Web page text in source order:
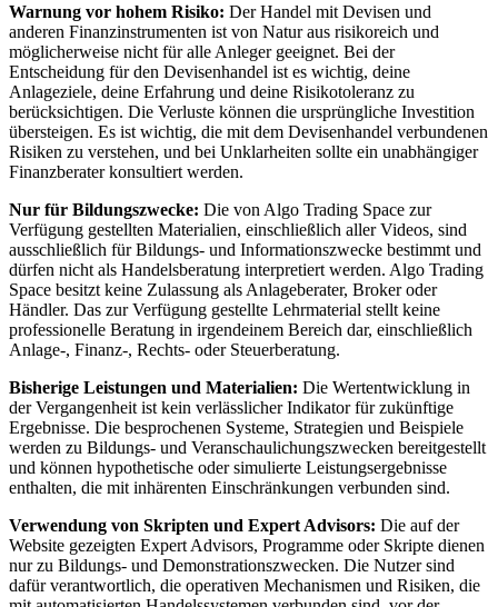
Warnung vor hohem Risiko: Der Handel mit Devisen und
anderen Finanzinstrumenten ist von Natur aus risikoreich und
möglicherweise nicht für alle Anleger geeignet. Bei der
Entscheidung für den Devisenhandel ist es wichtig, deine
Anlageziele, deine Erfahrung und deine Risikotoleranz zu
berücksichtigen. Die Verluste können die ursprüngliche Investition
übersteigen. Es ist wichtig, die mit dem Devisenhandel verbundenen
Risiken zu verstehen, und bei Unklarheiten sollte ein unabhängiger
Finanzberater konsultiert werden.
Nur für Bildungszwecke: Die von Algo Trading Space zur
Verfügung gestellten Materialien, einschließlich aller Videos, sind
ausschließlich für Bildungs- und Informationszwecke bestimmt und
dürfen nicht als Handelsberatung interpretiert werden. Algo Trading
Space besitzt keine Zulassung als Anlageberater, Broker oder
Händler. Das zur Verfügung gestellte Lehrmaterial stellt keine
professionelle Beratung in irgendeinem Bereich dar, einschließlich
Anlage-, Finanz-, Rechts- oder Steuerberatung.
Bisherige Leistungen und Materialien: Die Wertentwicklung in
der Vergangenheit ist kein verlässlicher Indikator für zukünftige
Ergebnisse. Die besprochenen Systeme, Strategien und Beispiele
werden zu Bildungs- und Veranschaulichungszwecken bereitgestellt
und können hypothetische oder simulierte Leistungsergebnisse
enthalten, die mit inhärenten Einschränkungen verbunden sind.
Verwendung von Skripten und Expert Advisors: Die auf der
Website gezeigten Expert Advisors, Programme oder Skripte dienen
nur zu Bildungs- und Demonstrationszwecken. Die Nutzer sind
dafür verantwortlich, die operativen Mechanismen und Risiken, die